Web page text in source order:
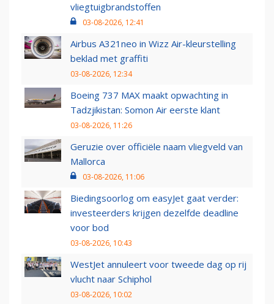
vliegtuigbrandstoffen
03-08-2026, 12:41
Airbus A321neo in Wizz Air-kleurstelling
beklad met graffiti
03-08-2026, 12:34
Boeing 737 MAX maakt opwachting in
Tadzjikistan: Somon Air eerste klant
03-08-2026, 11:26
Geruzie over officiële naam vliegveld van
Mallorca
03-08-2026, 11:06
Biedingsoorlog om easyJet gaat verder:
investeerders krijgen dezelfde deadline
voor bod
03-08-2026, 10:43
WestJet annuleert voor tweede dag op rij
vlucht naar Schiphol
03-08-2026, 10:02